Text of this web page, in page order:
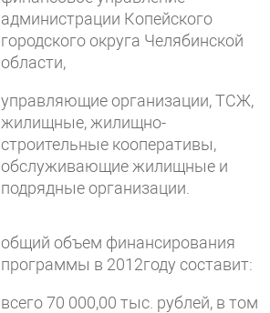
администрации Копейского
городского округа Челябинской
области,
управляющие организации, ТСЖ,
жилищные, жилищно-
строительные кооперативы,
обслуживающие жилищные и
подрядные организации.
общий объем финансирования
программы в 2012году составит:
всего 70 000,00 тыс. рублей, в том